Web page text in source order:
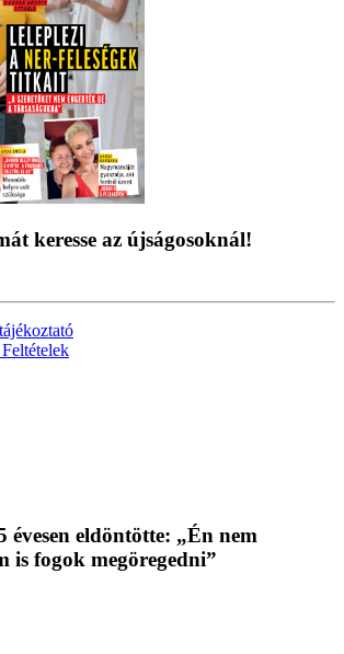
keresse az újságosoknál!
évesen eldöntötte: „Én nem
is fogok megöregedni”